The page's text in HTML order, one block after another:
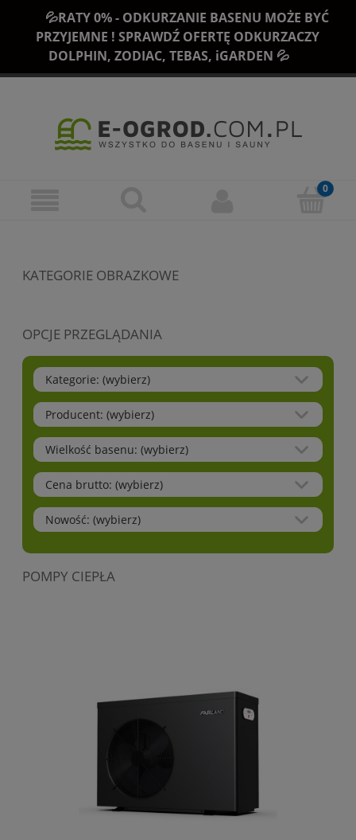
💦RATY 0% - ODKURZANIE BASENU MOŻE BYĆ
PRZYJEMNE ! SPRAWDŹ OFERTĘ ODKURZACZY
DOLPHIN, ZODIAC, TEBAS, iGARDEN 💦
KATEGORIE OBRAZKOWE
OPCJE PRZEGLĄDANIA
Kategorie: (wybierz)
Producent: (wybierz)
Wielkość basenu: (wybierz)
Cena brutto: (wybierz)
Nowość: (wybierz)
POMPY CIEPŁA